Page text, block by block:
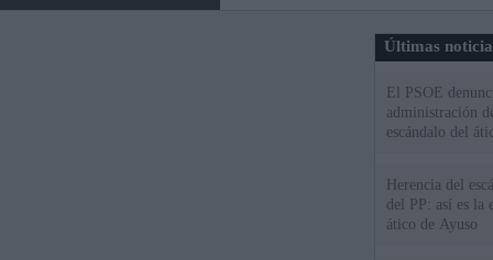
Últimas
El PSOE
administración
escándalo del
Herencia del
del PP: así es la
ático de Ayuso